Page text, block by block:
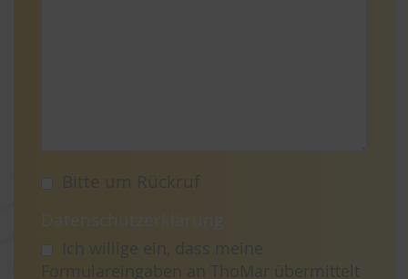
Datenschutzerklärung